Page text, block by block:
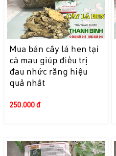
Mua bán cây lá hen tại
cà mau giúp điều trị
đau nhức răng hiệu
quả nhất
250.000 đ